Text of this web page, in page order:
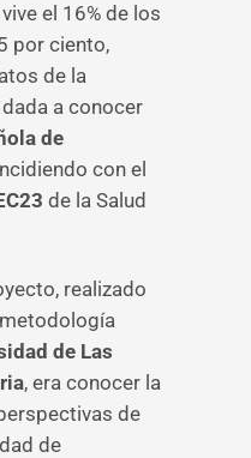
el 16% de los
por ciento,
de la
a conocer
de
con el
de la Salud
realizado
de Las
, era conocer la
de
de